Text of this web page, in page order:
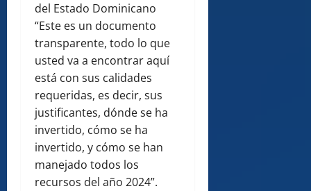
del Estado Dominicano
“Este es un documento
transparente, todo lo que
usted va a encontrar aquí
está con sus calidades
requeridas, es decir, sus
justificantes, dónde se ha
invertido, cómo se ha
invertido, y cómo se han
manejado todos los
recursos del año 2024”.